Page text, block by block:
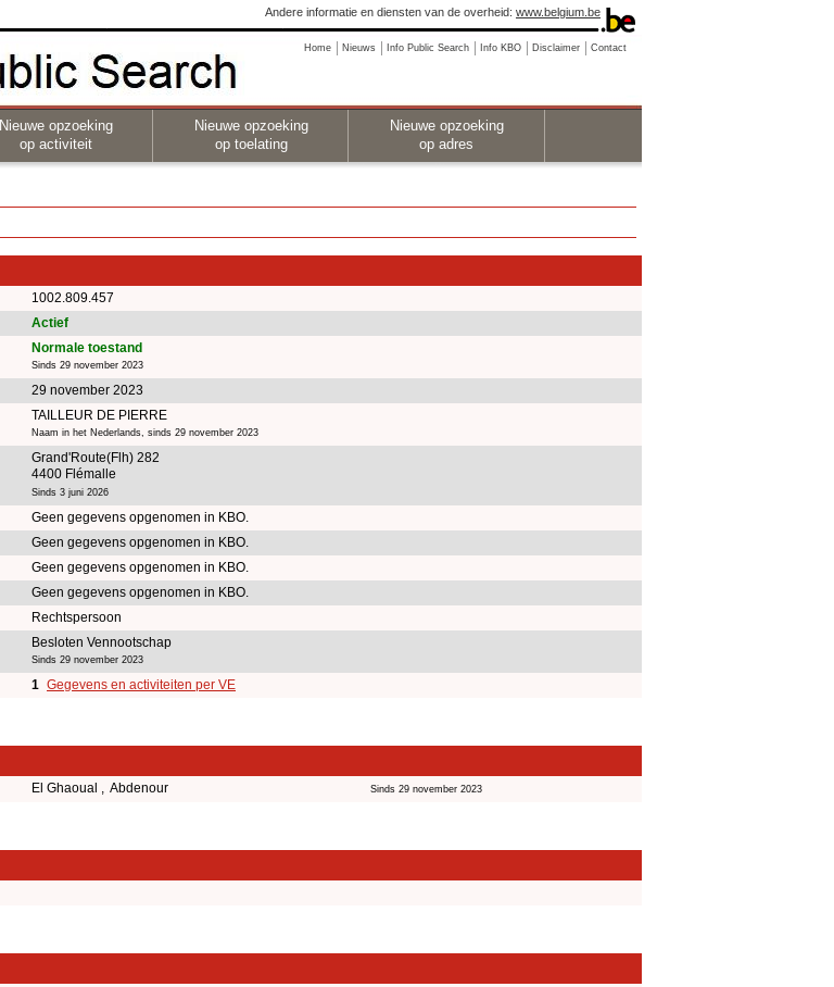
Andere informatie en diensten van de overheid: www.belgium.be
Home Nieuws Info Public Search Info KBO Disclaimer Contact
Nieuwe opzoeking
op activiteit
Nieuwe opzoeking
op toelating
Nieuwe opzoeking
op adres
1002.809.457
Actief
Normale toestand
Sinds 29 november 2023
29 november 2023
TAILLEUR DE PIERRE
Naam in het Nederlands, sinds 29 november 2023
Grand'Route(Flh) 282
4400 Flémalle
Sinds 3 juni 2026
Geen gegevens opgenomen in KBO.
Geen gegevens opgenomen in KBO.
Geen gegevens opgenomen in KBO.
Geen gegevens opgenomen in KBO.
Rechtspersoon
Besloten Vennootschap
Sinds 29 november 2023
1 Gegevens en activiteiten per VE
El Ghaoual , Abdenour Sinds 29 november 2023